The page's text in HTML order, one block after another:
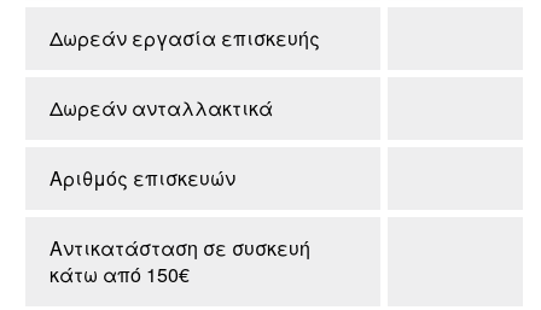
Δωρεάν εργασία επισκευής
Δωρεάν ανταλλακτικά
Αριθμός επισκευών
Αντικατάσταση σε συσκευή
κάτω από 150€